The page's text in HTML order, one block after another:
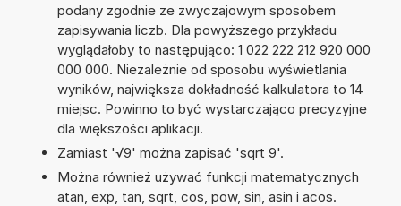
podany zgodnie ze zwyczajowym sposobem
zapisywania liczb. Dla powyższego przykładu
wyglądałoby to następująco: 1 022 222 212 920 000
000 000. Niezależnie od sposobu wyświetlania
wyników, największa dokładność kalkulatora to 14
miejsc. Powinno to być wystarczająco precyzyjne
dla większości aplikacji.
Zamiast '√9' można zapisać 'sqrt 9'.
Można również używać funkcji matematycznych
atan, exp, tan, sqrt, cos, pow, sin, asin i acos.